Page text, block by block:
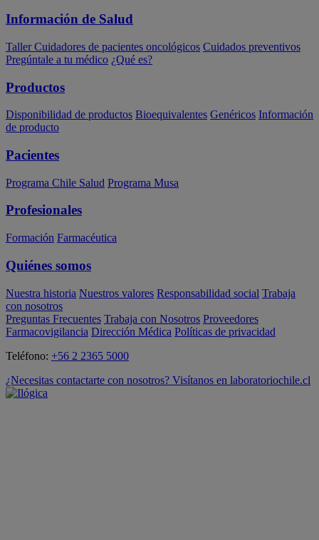
Información de Salud
Taller Cuidadores de pacientes oncológicos Cuidados preventivos
Pregúntale a tu médico ¿Qué es?
Productos
Disponibilidad de productos Bioequivalentes Genéricos Información
de producto
Pacientes
Programa Chile Salud Programa Musa
Profesionales
Formación Farmacéutica
Quiénes somos
Nuestra historia Nuestros valores Responsabilidad social Trabaja
con nosotros
Preguntas Frecuentes Trabaja con Nosotros Proveedores
Farmacovigilancia Dirección Médica Políticas de privacidad
Teléfono: +56 2 2365 5000
¿Necesitas contactarte con nosotros? Visítanos en laboratoriochile.cl